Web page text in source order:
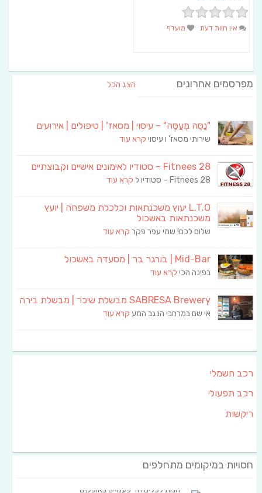
אין חוות דעת מועדף
מפרסמים אחרונים הצג הכל
"נַסֵּה מְעַסֶּה" – עיסוי | מסאז' | טיפולים | אירועים
שירותי מסאז' ו עיסוי קרא עוד
Fitnees 28 – סטודיו לאימונים אישיים וקבוצתיים
Fitnees 28 – סטודיו ל קרא עוד
L.T.O יעוץ משכנתאות וכלכלת משפחה | יועץ
משכנתאות באשכול
שלום לכם! שמי עפר פקר קרא עוד
Mid-Bar | בורגר בר | מסעדה באשכול
בפינה הכי קרא עוד
SABRESA Brewery מבשלת שיכר | מבשלת בירה
אי שם במרחבי הנגב המע קרא עוד
רכב חשמלי
רכב תפעולי
ריקשות
חסויות במיקומים מתחלפים